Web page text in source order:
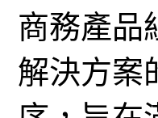
商務產品
解決方案